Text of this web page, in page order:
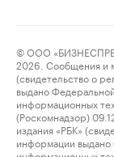
© ООО
2026. Сообщения и
(свидетельство о
выдано
информационных
(Роскомнадзор)
издания «РБК»
информации выдано